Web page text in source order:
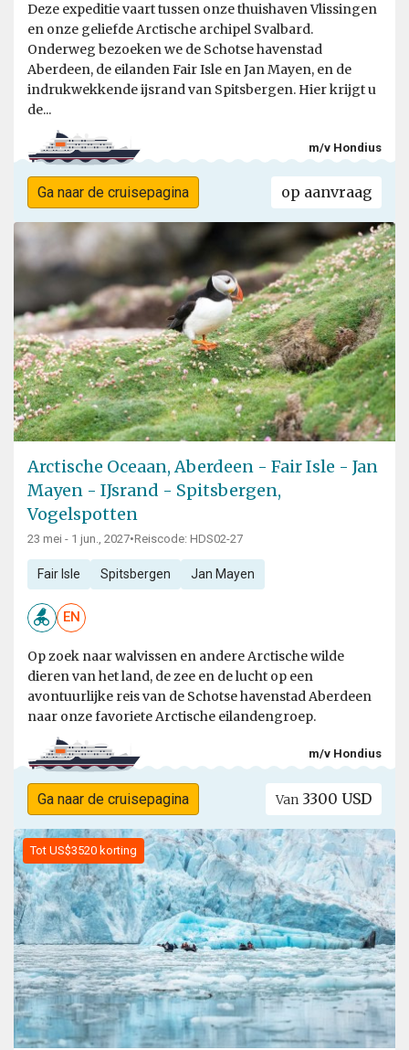
Deze expeditie vaart tussen onze thuishaven Vlissingen
en onze geliefde Arctische archipel Svalbard.
Onderweg bezoeken we de Schotse havenstad
Aberdeen, de eilanden Fair Isle en Jan Mayen, en de
indrukwekkende ijsrand van Spitsbergen. Hier krijgt u
de...
m/v Hondius
Ga naar de cruisepagina op aanvraag
Arctische Oceaan, Aberdeen - Fair Isle - Jan
Mayen - IJsrand - Spitsbergen,
Vogelspotten
23 mei - 1 jun., 2027•Reiscode: HDS02-27
Fair Isle Spitsbergen Jan Mayen
EN
Op zoek naar walvissen en andere Arctische wilde
dieren van het land, de zee en de lucht op een
avontuurlijke reis van de Schotse havenstad Aberdeen
naar onze favoriete Arctische eilandengroep.
m/v Hondius
Ga naar de cruisepagina Van 3300 USD
Tot US$3520 korting